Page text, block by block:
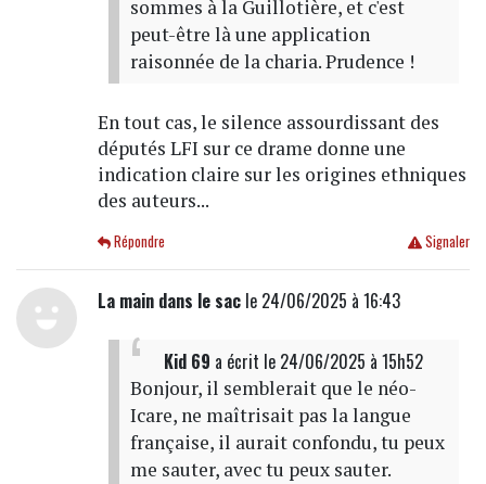
sommes à la Guillotière, et c'est
peut-être là une application
raisonnée de la charia. Prudence !
En tout cas, le silence assourdissant des
députés LFI sur ce drame donne une
indication claire sur les origines ethniques
des auteurs...
Signaler
Répondre
La main dans le sacle 24/06/2025 à 16:43
Kid 69 a écrit le 24/06/2025 à 15h52
Bonjour, il semblerait que le néo-
Icare, ne maîtrisait pas la langue
française, il aurait confondu, tu peux
me sauter, avec tu peux sauter.